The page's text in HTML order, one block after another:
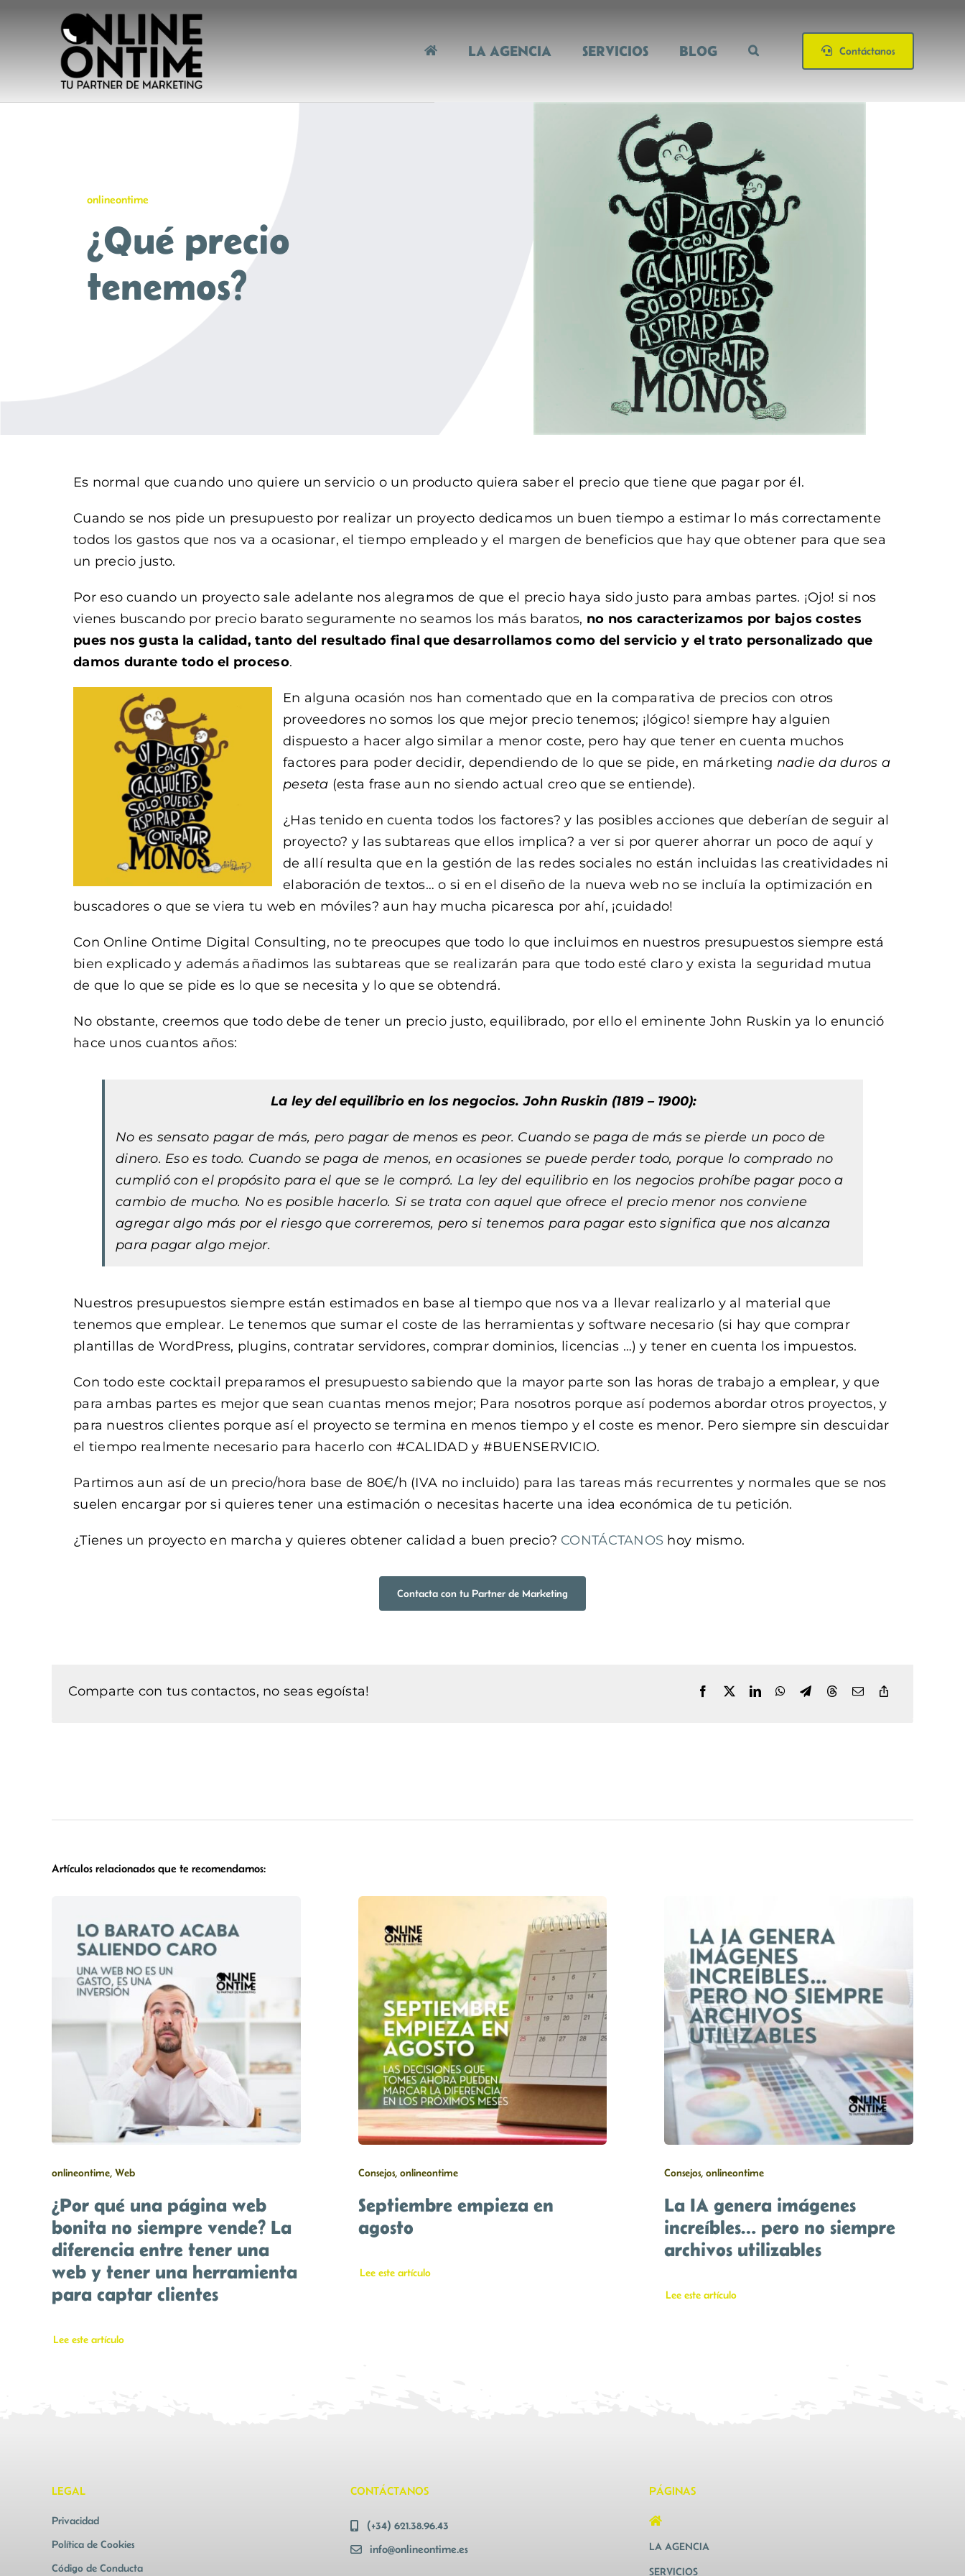
contenido
LA AGENCIA SERVICIOS BLOG Contáctanos
onlineontime
¿Qué precio
tenemos?
Es normal que cuando uno quiere un servicio o un producto quiera saber el precio que tiene que pagar por él.
Cuando se nos pide un presupuesto por realizar un proyecto dedicamos un buen tiempo a estimar lo más correctamente
todos los gastos que nos va a ocasionar, el tiempo empleado y el margen de beneficios que hay que obtener para que sea
un precio justo.
Por eso cuando un proyecto sale adelante nos alegramos de que el precio haya sido justo para ambas partes. ¡Ojo! si nos
vienes buscando por precio barato seguramente no seamos los más baratos, no nos caracterizamos por bajos costes
pues nos gusta la calidad, tanto del resultado final que desarrollamos como del servicio y el trato personalizado que
damos durante todo el proceso.
En alguna ocasión nos han comentado que en la comparativa de precios con otros
proveedores no somos los que mejor precio tenemos; ¡lógico! siempre hay alguien
dispuesto a hacer algo similar a menor coste, pero hay que tener en cuenta muchos
factores para poder decidir, dependiendo de lo que se pide, en márketing nadie da duros a
peseta (esta frase aun no siendo actual creo que se entiende).
¿Has tenido en cuenta todos los factores? y las posibles acciones que deberían de seguir al
proyecto? y las subtareas que ellos implica? a ver si por querer ahorrar un poco de aquí y
de allí resulta que en la gestión de las redes sociales no están incluidas las creatividades ni
elaboración de textos… o si en el diseño de la nueva web no se incluía la optimización en
buscadores o que se viera tu web en móviles? aun hay mucha picaresca por ahí, ¡cuidado!
Con Online Ontime Digital Consulting, no te preocupes que todo lo que incluimos en nuestros presupuestos siempre está
bien explicado y además añadimos las subtareas que se realizarán para que todo esté claro y exista la seguridad mutua
de que lo que se pide es lo que se necesita y lo que se obtendrá.
No obstante, creemos que todo debe de tener un precio justo, equilibrado, por ello el eminente John Ruskin ya lo enunció
hace unos cuantos años:
La ley del equilibrio en los negocios. John Ruskin (1819 – 1900):
No es sensato pagar de más, pero pagar de menos es peor. Cuando se paga de más se pierde un poco de
dinero. Eso es todo. Cuando se paga de menos, en ocasiones se puede perder todo, porque lo comprado no
cumplió con el propósito para el que se le compró. La ley del equilibrio en los negocios prohíbe pagar poco a
cambio de mucho. No es posible hacerlo. Si se trata con aquel que ofrece el precio menor nos conviene
agregar algo más por el riesgo que correremos, pero si tenemos para pagar esto significa que nos alcanza
para pagar algo mejor.
Nuestros presupuestos siempre están estimados en base al tiempo que nos va a llevar realizarlo y al material que
tenemos que emplear. Le tenemos que sumar el coste de las herramientas y software necesario (si hay que comprar
plantillas de WordPress, plugins, contratar servidores, comprar dominios, licencias …) y tener en cuenta los impuestos.
Con todo este cocktail preparamos el presupuesto sabiendo que la mayor parte son las horas de trabajo a emplear, y que
para ambas partes es mejor que sean cuantas menos mejor; Para nosotros porque así podemos abordar otros proyectos, y
para nuestros clientes porque así el proyecto se termina en menos tiempo y el coste es menor. Pero siempre sin descuidar
el tiempo realmente necesario para hacerlo con #CALIDAD y #BUENSERVICIO.
Partimos aun así de un precio/hora base de 80€/h (IVA no incluido) para las tareas más recurrentes y normales que se nos
suelen encargar por si quieres tener una estimación o necesitas hacerte una idea económica de tu petición.
¿Tienes un proyecto en marcha y quieres obtener calidad a buen precio? CONTÁCTANOS hoy mismo.
Contacta con tu Partner de Marketing
Comparte con tus contactos, no seas egoísta!
Artículos relacionados que te recomendamos:
onlineontime, Web
¿Por qué una página web
bonita no siempre vende? La
diferencia entre tener una
web y tener una herramienta
para captar clientes
Lee este artículo
Consejos, onlineontime
Septiembre empieza en
agosto
Lee este artículo
Consejos, onlineontime
La IA genera imágenes
increíbles… pero no siempre
archivos utilizables
Lee este artículo
LEGAL
Privacidad
Política de Cookies
Código de Conducta
CONTÁCTANOS
(+34) 621.38.96.43
info@onlineontime.es
PÁGINAS
LA AGENCIA
SERVICIOS